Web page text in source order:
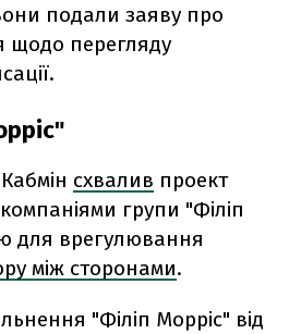
подали заяву про
щодо перегляду
схвалив проект
групи "Філіп
для врегулювання
між сторонами.
"Філіп Морріс" від